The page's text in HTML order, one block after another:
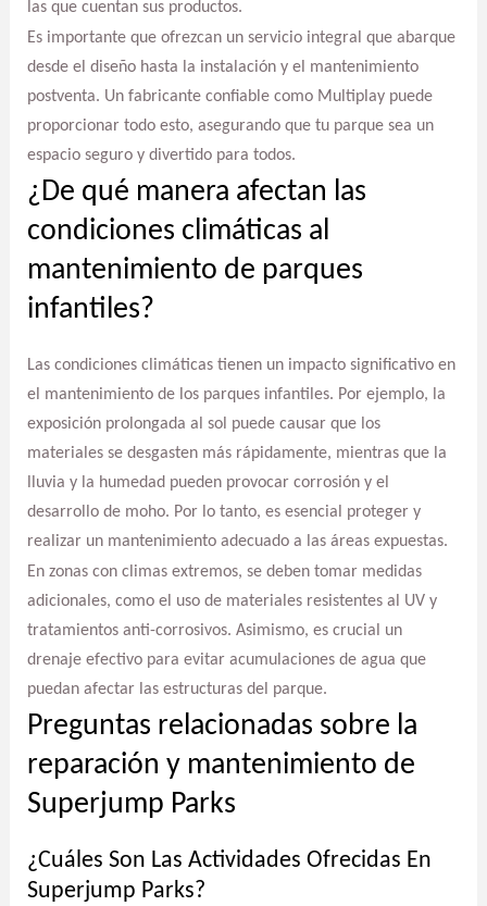
las que cuentan sus productos.
Es importante que ofrezcan un servicio integral que abarque
desde el diseño hasta la instalación y el mantenimiento
postventa. Un fabricante confiable como Multiplay puede
proporcionar todo esto, asegurando que tu parque sea un
espacio seguro y divertido para todos.
¿De qué manera afectan las
condiciones climáticas al
mantenimiento de parques
infantiles?
Las condiciones climáticas tienen un impacto significativo en
el mantenimiento de los parques infantiles. Por ejemplo, la
exposición prolongada al sol puede causar que los
materiales se desgasten más rápidamente, mientras que la
lluvia y la humedad pueden provocar corrosión y el
desarrollo de moho. Por lo tanto, es esencial proteger y
realizar un mantenimiento adecuado a las áreas expuestas.
En zonas con climas extremos, se deben tomar medidas
adicionales, como el uso de materiales resistentes al UV y
tratamientos anti-corrosivos. Asimismo, es crucial un
drenaje efectivo para evitar acumulaciones de agua que
puedan afectar las estructuras del parque.
Preguntas relacionadas sobre la
reparación y mantenimiento de
Superjump Parks
¿Cuáles Son Las Actividades Ofrecidas En
Superjump Parks?